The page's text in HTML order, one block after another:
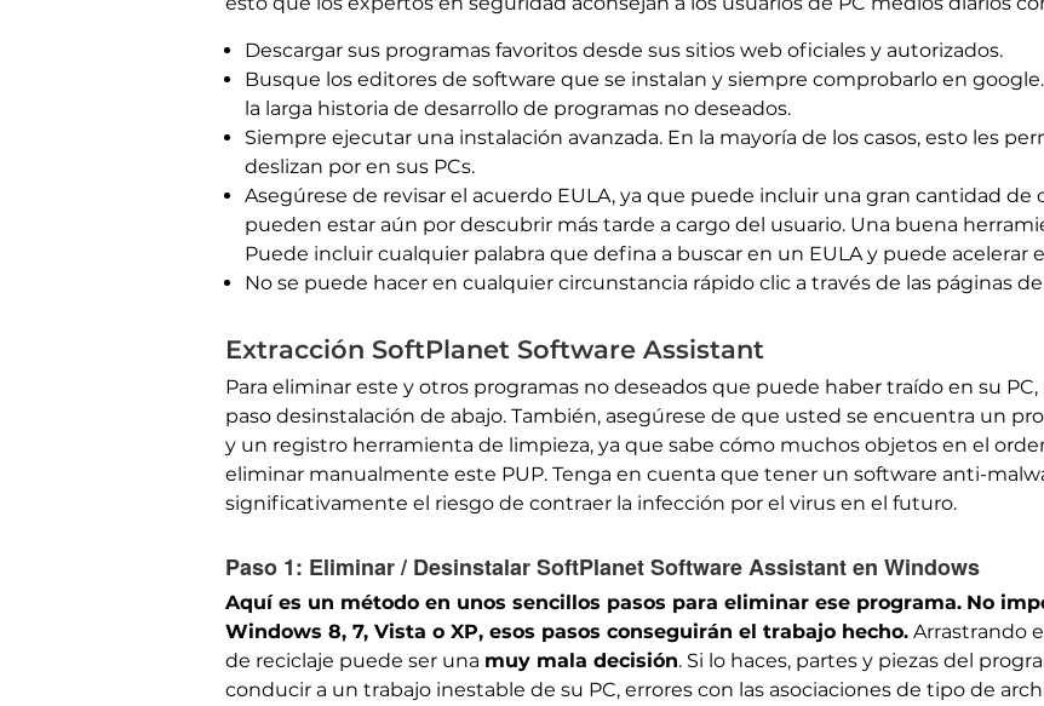
Descargar sus programas favoritos desde sus sitios web oficiales y autorizados.
Busque los editores de software que se instalan y siempre comprobarlo en
la larga historia de desarrollo de programas no deseados.
Siempre ejecutar una instalación avanzada. En la mayoría de los casos, esto les
deslizan por en sus PCs.
Asegúrese de revisar el acuerdo EULA, ya que puede incluir una gran cantidad
pueden estar aún por descubrir más tarde a cargo del usuario. Una buena
Puede incluir cualquier palabra que defina a buscar en un EULA y puede acelerar
No se puede hacer en cualquier circunstancia rápido clic a través de las páginas
Extracción SoftPlanet Software Assistant
Para eliminar este y otros programas no deseados que puede haber traído en su
paso desinstalación de abajo. También, asegúrese de que usted se encuentra un
y un registro herramienta de limpieza, ya que sabe cómo muchos objetos en el
eliminar manualmente este PUP. Tenga en cuenta que tener un software anti-
significativamente el riesgo de contraer la infección por el virus en el futuro.
Paso 1: Eliminar / Desinstalar SoftPlanet Software Assistant en Windows
Aquí es un método en unos sencillos pasos para eliminar ese programa. No
Windows 8, 7, Vista o XP, esos pasos conseguirán el trabajo hecho. Arrastrando
de reciclaje puede ser una muy mala decisión. Si lo haces, partes y piezas del
conducir a un trabajo inestable de su PC, errores con las asociaciones de tipo de